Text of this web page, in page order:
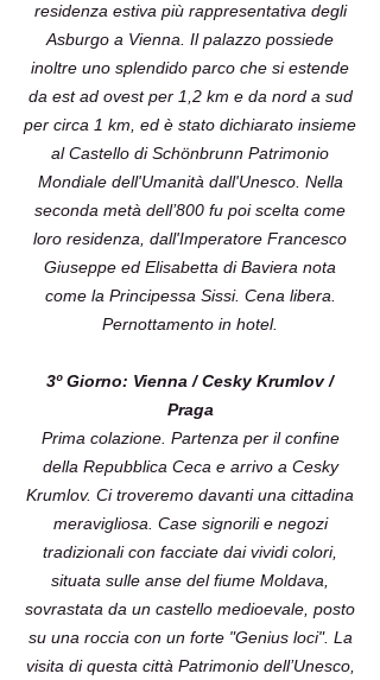
residenza estiva più rappresentativa degli
Asburgo a Vienna. Il palazzo possiede
inoltre uno splendido parco che si estende
da est ad ovest per 1,2 km e da nord a sud
per circa 1 km, ed è stato dichiarato insieme
al Castello di Schönbrunn Patrimonio
Mondiale dell'Umanità dall'Unesco. Nella
seconda metà dell’800 fu poi scelta come
loro residenza, dall'Imperatore Francesco
Giuseppe ed Elisabetta di Baviera nota
come la Principessa Sissi. Cena libera.
Pernottamento in hotel.
3º Giorno: Vienna / Cesky Krumlov /
Praga
Prima colazione. Partenza per il confine
della Repubblica Ceca e arrivo a Cesky
Krumlov. Ci troveremo davanti una cittadina
meravigliosa. Case signorili e negozi
tradizionali con facciate dai vividi colori,
situata sulle anse del fiume Moldava,
sovrastata da un castello medioevale, posto
su una roccia con un forte "Genius loci". La
visita di questa città Patrimonio dell’Unesco,